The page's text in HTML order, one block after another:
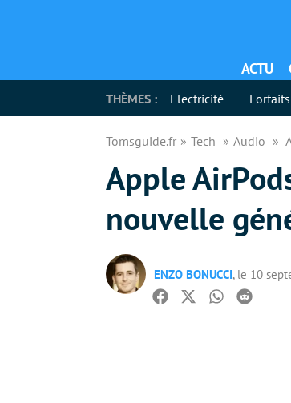
ACTU
THÈMES : Electricité
Tomsguide.fr Tech Audio
Apple
nouvelle
ENZO BONUCCI, le 10
Facebook
TwitterWhatsapp
Reddit